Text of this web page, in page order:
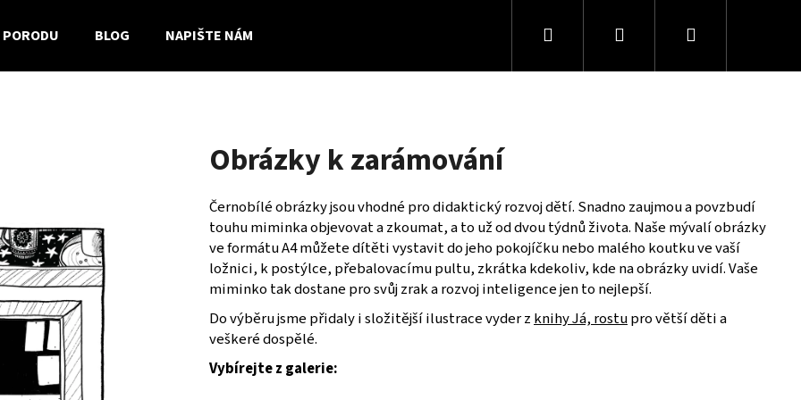
PORODU BLOG NAPIŠTE NÁM Hledat PřihlášeníNákupní
Obrázky k zarámování
Černobílé obrázky jsou vhodné pro didaktický rozvoj dětí. Snadno zaujmou a povzbudí
touhu miminka objevovat a zkoumat, a to už od dvou týdnů života. Naše mývalí obrázky
ve formátu A4 můžete dítěti vystavit do jeho pokojíčku nebo malého koutku ve vaší
ložnici, k postýlce, přebalovacímu pultu, zkrátka kdekoliv, kde na obrázky uvidí. Vaše
miminko tak dostane pro svůj zrak a rozvoj inteligence jen to nejlepší.
Do výběru jsme přidaly i složitější ilustrace vyder z knihy Já, rostupro větší děti a
veškeré dospělé.
Vybírejte z galerie:
HLEDAT